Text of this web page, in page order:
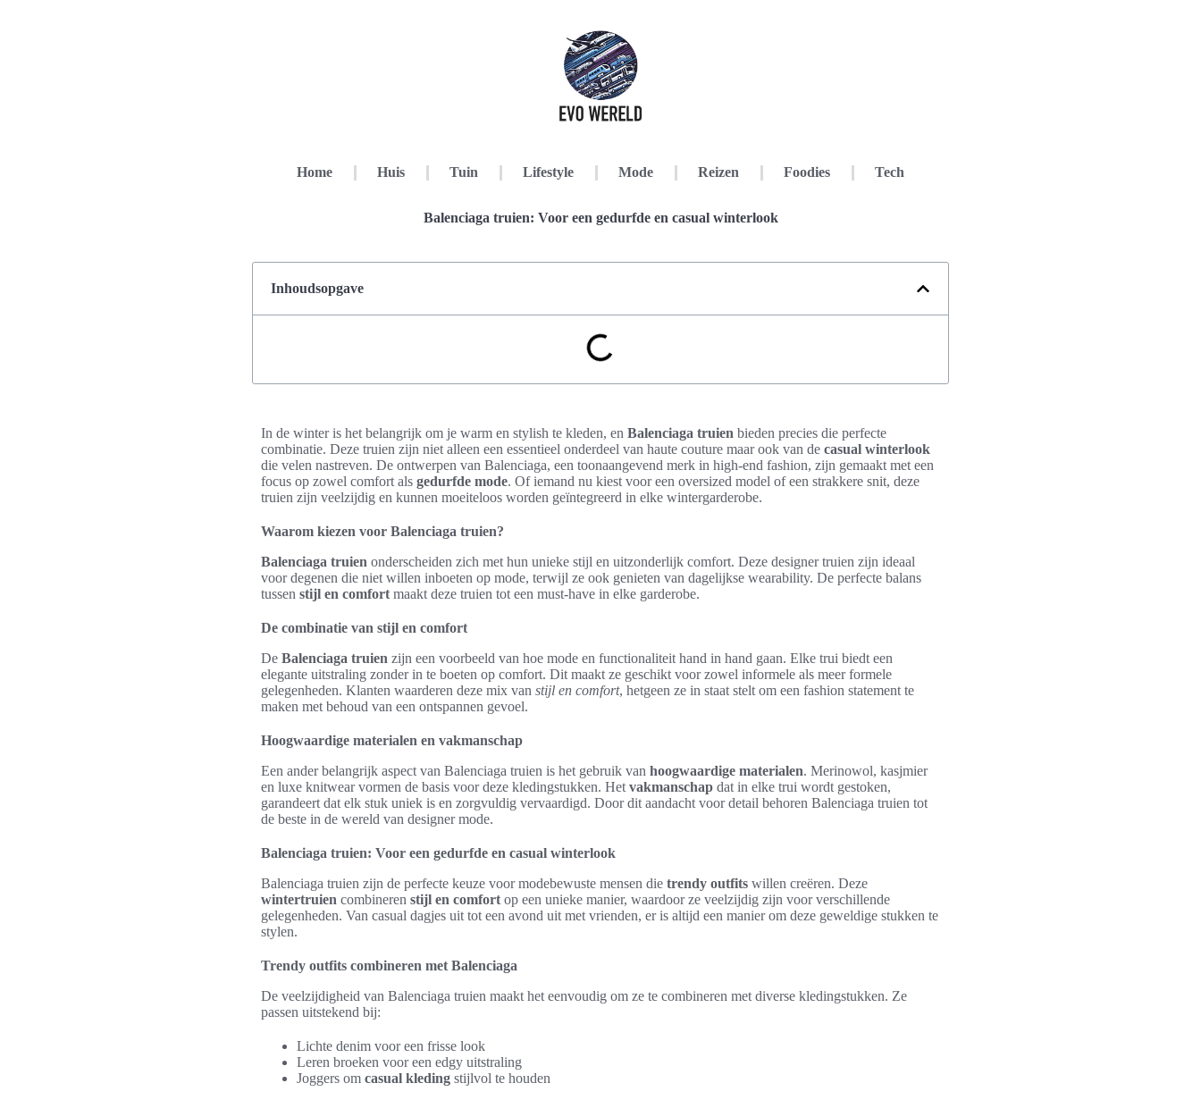
Home Huis Tuin Lifestyle Mode Reizen Foodies Tech
Balenciaga truien: Voor een gedurfde en casual winterlook
Inhoudsopgave
In de winter is het belangrijk om je warm en stylish te kleden, en Balenciaga truien bieden precies die perfecte
combinatie. Deze truien zijn niet alleen een essentieel onderdeel van haute couture maar ook van de casual winterlook
die velen nastreven. De ontwerpen van Balenciaga, een toonaangevend merk in high-end fashion, zijn gemaakt met een
focus op zowel comfort als gedurfde mode. Of iemand nu kiest voor een oversized model of een strakkere snit, deze
truien zijn veelzijdig en kunnen moeiteloos worden geïntegreerd in elke wintergarderobe.
Waarom kiezen voor Balenciaga truien?
Balenciaga truien onderscheiden zich met hun unieke stijl en uitzonderlijk comfort. Deze designer truien zijn ideaal
voor degenen die niet willen inboeten op mode, terwijl ze ook genieten van dagelijkse wearability. De perfecte balans
tussen stijl en comfort maakt deze truien tot een must-have in elke garderobe.
De combinatie van stijl en comfort
De Balenciaga truien zijn een voorbeeld van hoe mode en functionaliteit hand in hand gaan. Elke trui biedt een
elegante uitstraling zonder in te boeten op comfort. Dit maakt ze geschikt voor zowel informele als meer formele
gelegenheden. Klanten waarderen deze mix van stijl en comfort, hetgeen ze in staat stelt om een fashion statement te
maken met behoud van een ontspannen gevoel.
Hoogwaardige materialen en vakmanschap
Een ander belangrijk aspect van Balenciaga truien is het gebruik van hoogwaardige materialen. Merinowol, kasjmier
en luxe knitwear vormen de basis voor deze kledingstukken. Het vakmanschap dat in elke trui wordt gestoken,
garandeert dat elk stuk uniek is en zorgvuldig vervaardigd. Door dit aandacht voor detail behoren Balenciaga truien tot
de beste in de wereld van designer mode.
Balenciaga truien: Voor een gedurfde en casual winterlook
Balenciaga truien zijn de perfecte keuze voor modebewuste mensen die trendy outfits willen creëren. Deze
wintertruien combineren stijl en comfort op een unieke manier, waardoor ze veelzijdig zijn voor verschillende
gelegenheden. Van casual dagjes uit tot een avond uit met vrienden, er is altijd een manier om deze geweldige stukken te
stylen.
Trendy outfits combineren met Balenciaga
De veelzijdigheid van Balenciaga truien maakt het eenvoudig om ze te combineren met diverse kledingstukken. Ze
passen uitstekend bij:
Lichte denim voor een frisse look
Leren broeken voor een edgy uitstraling
Joggers om casual kleding stijlvol te houden